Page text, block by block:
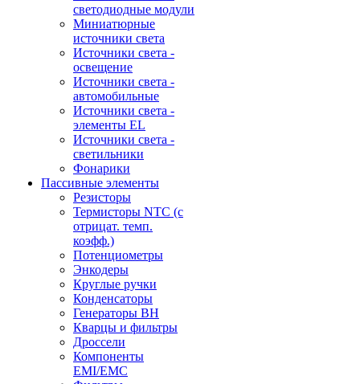
светодиодные модули
Миниатюрные
источники света
Источники света -
освещение
Источники света -
автомобильные
Источники света -
элементы EL
Источники света -
светильники
Фонарики
Пассивные элементы
Резисторы
Термисторы NTC (с
отрицат. темп.
коэфф.)
Потенциометры
Энкодеры
Круглые ручки
Конденсаторы
Генераторы ВН
Кварцы и фильтры
Дроссели
Компоненты
EMI/EMC